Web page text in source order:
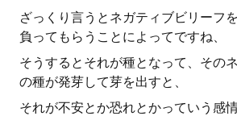
ざっくり言うとネガティブビリーフ
負ってもらうことによってですね、
そうするとそれが種となって、その
の種が発芽して芽を出すと、
それが不安とか恐れとかっていう感